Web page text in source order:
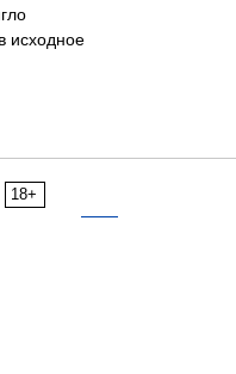
исходное
18+